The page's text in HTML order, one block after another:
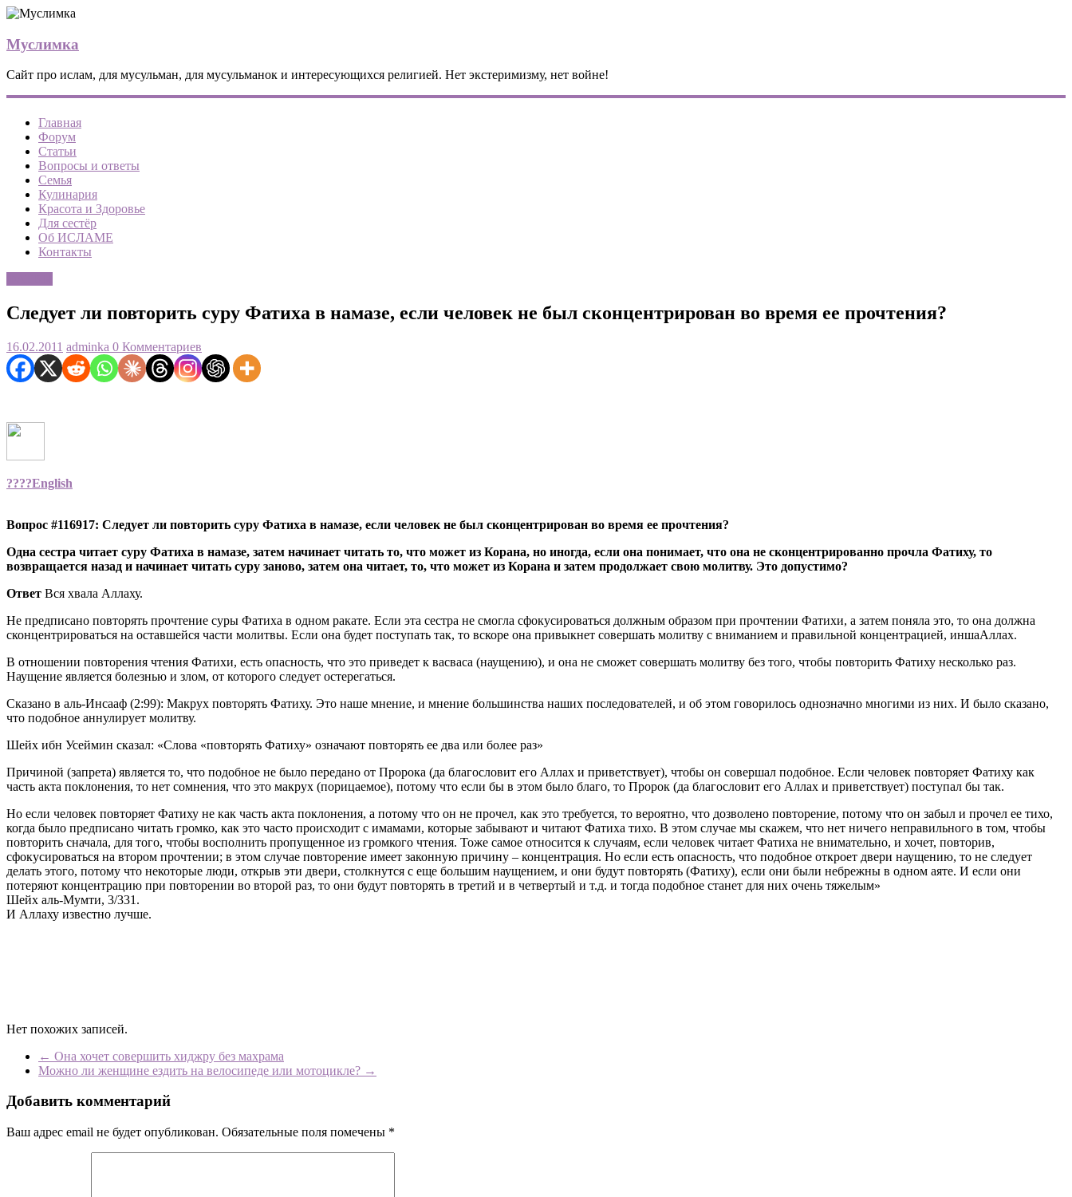
Муслимка
Сайт про ислам, для мусульман, для мусульманок и интересующихся религией. Нет экстеримизму, нет войне!
Главная
Форум
Статьи
Вопросы и ответы
Семья
Кулинария
Красота и Здоровье
Для сестёр
Об ИСЛАМЕ
Контакты
Следует ли повторить суру Фатиха в намазе, если человек не был сконцентрирован во время ее прочтения?
16.02.2011 adminka 0 Комментариев
????English
Вопрос #116917: Следует ли повторить суру Фатиха в намазе, если человек не был сконцентрирован во время ее прочтения?
Одна сестра читает суру Фатиха в намазе, затем начинает читать то, что может из Корана, но иногда, если она понимает, что она не сконцентрированно прочла Фатиху, то
возвращается назад и начинает читать суру заново, затем она читает, то, что может из Корана и затем продолжает свою молитву. Это допустимо?
Ответ Вся хвала Аллаху.
Не предписано повторять прочтение суры Фатиха в одном ракате. Если эта сестра не смогла сфокусироваться должным образом при прочтении Фатихи, а затем поняла это, то она должна
сконцентрироваться на оставшейся части молитвы. Если она будет поступать так, то вскоре она привыкнет совершать молитву с вниманием и правильной концентрацией, иншаАллах.
В отношении повторения чтения Фатихи, есть опасность, что это приведет к васваса (наущению), и она не сможет совершать молитву без того, чтобы повторить Фатиху несколько раз.
Наущение является болезнью и злом, от которого следует остерегаться.
Сказано в аль-Инсааф (2:99): Макрух повторять Фатиху. Это наше мнение, и мнение большинства наших последователей, и об этом говорилось однозначно многими из них. И было сказано,
что подобное аннулирует молитву.
Шейх ибн Усеймин сказал: «Слова «повторять Фатиху» означают повторять ее два или более раз»
Причиной (запрета) является то, что подобное не было передано от Пророка (да благословит его Аллах и приветствует), чтобы он совершал подобное. Если человек повторяет Фатиху как
часть акта поклонения, то нет сомнения, что это макрух (порицаемое), потому что если бы в этом было благо, то Пророк (да благословит его Аллах и приветствует) поступал бы так.
Но если человек повторяет Фатиху не как часть акта поклонения, а потому что он не прочел, как это требуется, то вероятно, что дозволено повторение, потому что он забыл и прочел ее тихо,
когда было предписано читать громко, как это часто происходит с имамами, которые забывают и читают Фатиха тихо. В этом случае мы скажем, что нет ничего неправильного в том, чтобы
повторить сначала, для того, чтобы восполнить пропущенное из громкого чтения. Тоже самое относится к случаям, если человек читает Фатиха не внимательно, и хочет, повторив,
сфокусироваться на втором прочтении; в этом случае повторение имеет законную причину – концентрация. Но если есть опасность, что подобное откроет двери наущению, то не следует
делать этого, потому что некоторые люди, открыв эти двери, столкнутся с еще большим наущением, и они будут повторять (Фатиху), если они были небрежны в одном аяте. И если они
потеряют концентрацию при повторении во второй раз, то они будут повторять в третий и в четвертый и т.д. и тогда подобное станет для них очень тяжелым»
Шейх аль-Мумти, 3/331.
И Аллаху известно лучше.
Нет похожих записей.
← Она хочет совершить хиджру без махрама
Можно ли женщине ездить на велосипеде или мотоцикле? →
Добавить комментарий
Ваш адрес email не будет опубликован. Обязательные поля помечены *